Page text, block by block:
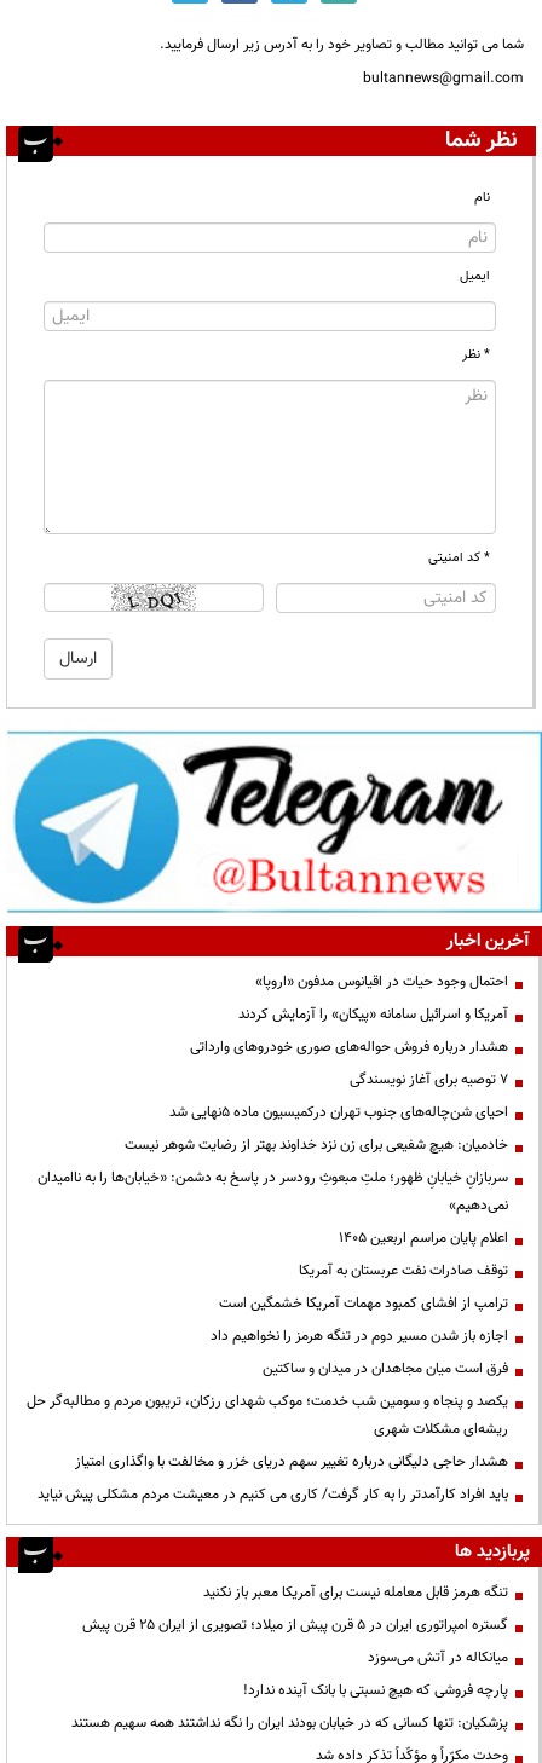
شما می توانید مطالب و تصاویر خود را به آدرس زیر ارسال فرمایید.
bultannews@gmail.com
نظر شما
نام
ایمیل
* نظر
* کد امنیتی
آخرین اخبار
احتمال وجود حیات در اقیانوس مدفون «اروپا»
آمریکا و اسرائیل سامانه «پیکان» را آزمایش کردند
هشدار درباره فروش حواله‌های صوری خودروهای وارداتی
۷ توصیه برای آغاز نویسندگی
احیای شن‌چاله‌های جنوب تهران درکمیسیون ماده ۵نهایی شد
خادمیان: هیچ شفیعی برای زن نزد خداوند بهتر از رضایت شوهر نیست
سربازانِ خیابانِ ظهور؛ ملتِ مبعوثِ رودسر در پاسخ به دشمن: «خیابان‌ها را به ناامیدان
نمی‌دهیم»
اعلام پایان مراسم اربعین ۱۴۰۵
توقف صادرات نفت عربستان به آمریکا
ترامپ از افشای کمبود مهمات آمریکا خشمگین است
اجازه باز شدن مسیر دوم در تنگه هرمز را نخواهیم داد
فرق است میان مجاهدان در میدان و ساکتین
یکصد و پنجاه و سومین شب خدمت؛ موکب شهدای رزکان، تریبون مردم و مطالبه‌گر حل
ریشه‌ای مشکلات شهری
هشدار حاجی دلیگانی درباره تغییر سهم دریای خزر و مخالفت با واگذاری امتیاز
باید افراد کارآمدتر را به کار گرفت/ کاری می کنیم در معیشت مردم مشکلی پیش نیاید
پربازدید ها
تنگه هرمز قابل معامله نیست برای آمریکا معبر باز نکنید
گستره امپراتوری ایران در ۵ قرن پیش از میلاد؛ تصویری از ایران ۲۵ قرن پیش
میانکاله در آتش می‌سوزد
پارچه فروشی که هیچ نسبتی با بانک آینده ندارد!
پزشکیان: تنها کسانی که در خیابان بودند ایران را نگه نداشتند همه سهیم هستند
وحدت مکرّراً و مؤکّداً تذکر داده شد